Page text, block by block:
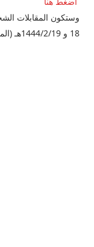
وستكون المقابلات
18 و 1444/2/19هـ (الموافق 14 و 2022/9/15م).